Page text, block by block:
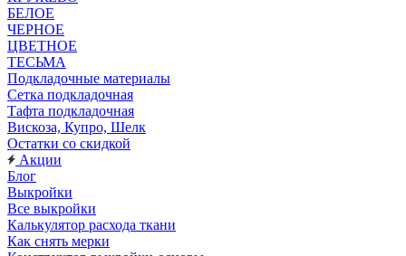
БЕЛОЕ
ЧЕРНОЕ
ЦВЕТНОЕ
ТЕСЬМА
Подкладочные материалы
Сетка подкладочная
Тафта подкладочная
Вискоза, Купро, Шелк
Остатки со скидкой
Акции
Блог
Выкройки
Все выкройки
Калькулятор расхода ткани
Как снять мерки